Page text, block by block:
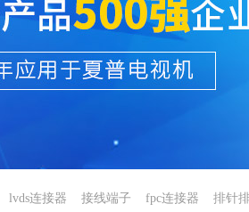
lvds连接器 接线端子 fpc连接器 排针